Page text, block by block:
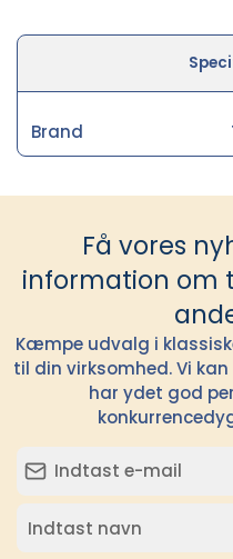
Brand
Få vores
information om
Kæmpe udvalg i
til din virksomhed. Vi
har ydet god